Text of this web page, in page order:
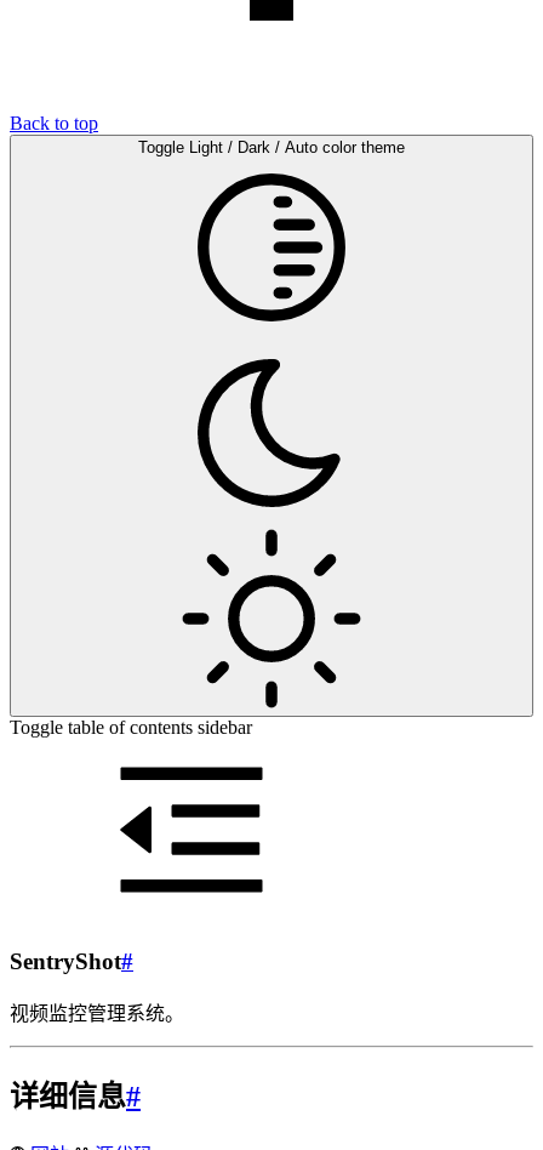
Back to top
Toggle Light / Dark / Auto color theme
Toggle table of contents sidebar
SentryShot#
视频监控管理系统。
详细信息#